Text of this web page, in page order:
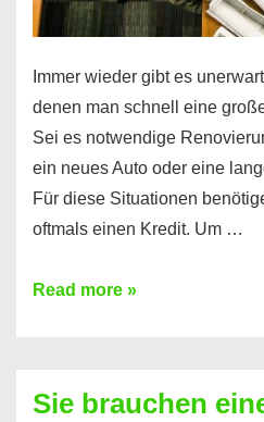
Immer wieder gibt es
denen man schnell eine
Sei es notwendige
ein neues Auto oder eine
Für diese Situationen
oftmals einen Kredit. Um …
Brauchen
Summe
Read more »
Sie brauchen